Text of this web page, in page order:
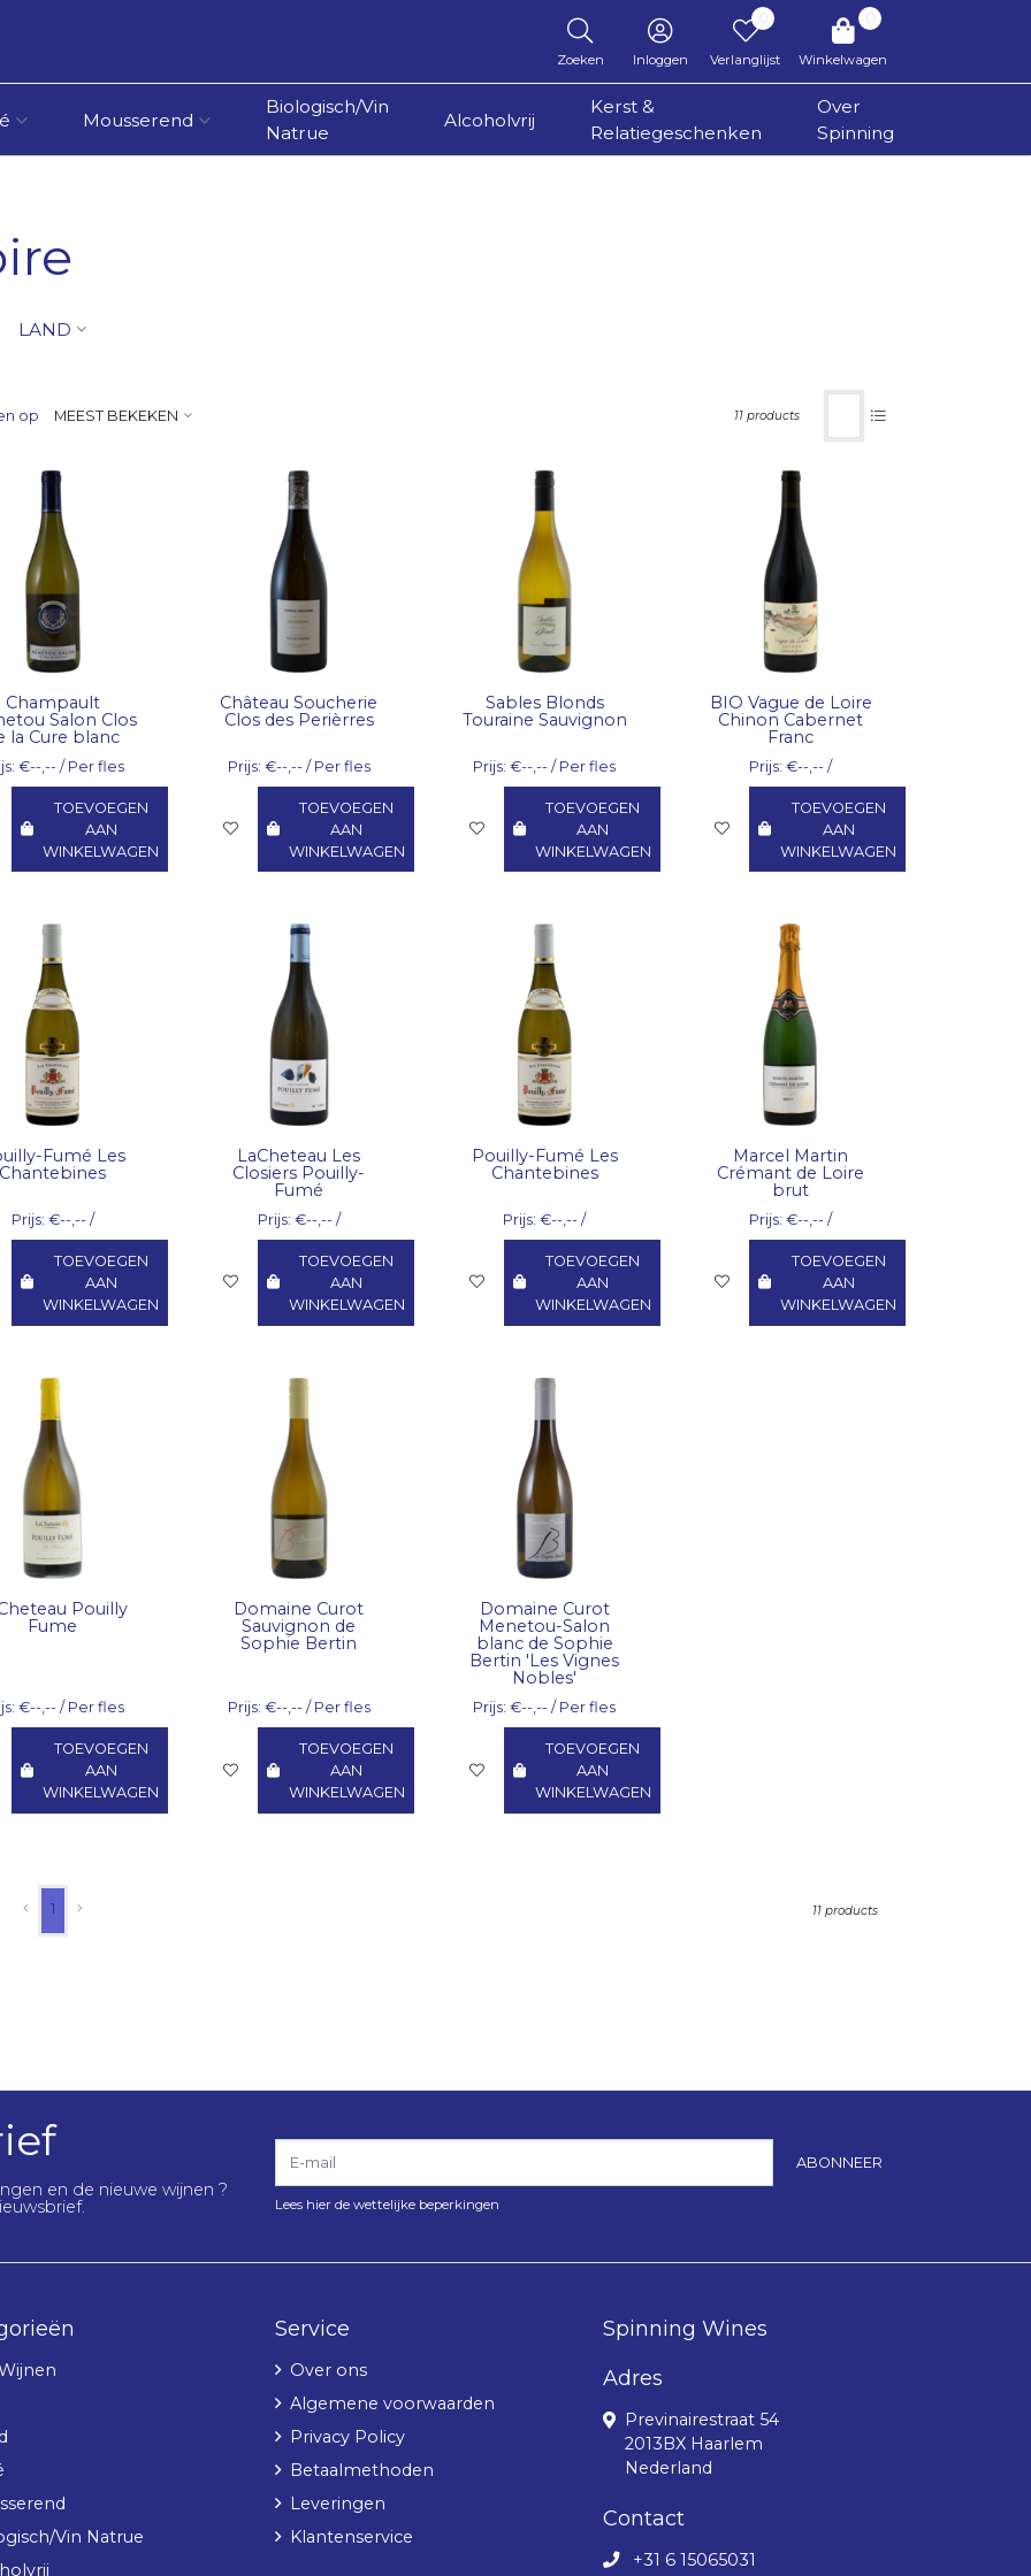
Zoeken Inloggen
0
Verlanglijst
0
Winkelwagen
Mousserend
Biologisch/Vin
Natrue
Alcoholvrij
Kerst &
Relatiegeschenken
Over
Spinning
LAND
op MEEST BEKEKEN 11 products
Champault
Salon Clos
la Cure blanc
€--,-- / Per fles
TOEVOEGEN
AAN
WINKELWAGEN
Château Soucherie
Clos des Perièrres
Prijs: €--,-- / Per fles
TOEVOEGEN
AAN
WINKELWAGEN
Sables Blonds
Touraine Sauvignon
Prijs: €--,-- / Per fles
TOEVOEGEN
AAN
WINKELWAGEN
BIO Vague de Loire
Chinon Cabernet
Franc
Prijs: €--,-- /
TOEVOEGEN
AAN
WINKELWAGEN
Fumé Les
Chantebines
Prijs: €--,-- /
TOEVOEGEN
AAN
WINKELWAGEN
LaCheteau Les
Closiers Pouilly-
Fumé
Prijs: €--,-- /
TOEVOEGEN
AAN
WINKELWAGEN
Pouilly-Fumé Les
Chantebines
Prijs: €--,-- /
TOEVOEGEN
AAN
WINKELWAGEN
Marcel Martin
Crémant de Loire
brut
Prijs: €--,-- /
TOEVOEGEN
AAN
WINKELWAGEN
Pouilly
Fume
€--,-- / Per fles
TOEVOEGEN
AAN
WINKELWAGEN
Domaine Curot
Sauvignon de
Sophie Bertin
Prijs: €--,-- / Per fles
TOEVOEGEN
AAN
WINKELWAGEN
Domaine Curot
Menetou-Salon
blanc de Sophie
Bertin 'Les Vignes
Nobles'
Prijs: €--,-- / Per fles
TOEVOEGEN
AAN
WINKELWAGEN
1 11 products
en de nieuwe wijnen ?
E-mail
ABONNEER
Lees hier de wettelijke beperkingen
Vin Natrue
Service
Over ons
Algemene voorwaarden
Privacy Policy
Betaalmethoden
Leveringen
Klantenservice
Spinning Wines
Adres
Previnairestraat 54
2013BX Haarlem
Nederland
Contact
+31 6 15065031